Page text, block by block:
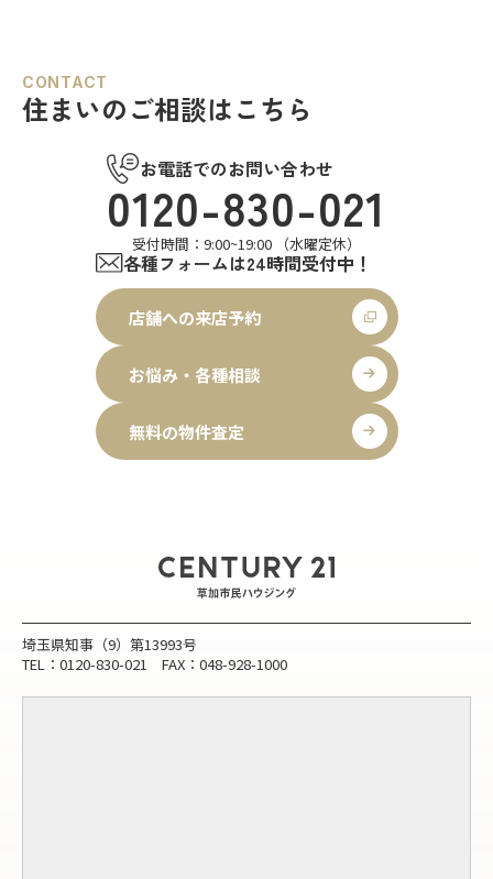
CONTACT
住まいのご相談はこちら
お電話でのお問い合わせ
0120-830-021
受付時間：9:00~19:00 （水曜定休）
各種フォームは24時間受付中！
店舗への来店予約
お悩み・各種相談
無料の物件査定
埼玉県知事（9）第13993号
TEL：0120-830-021 FAX：048-928-1000